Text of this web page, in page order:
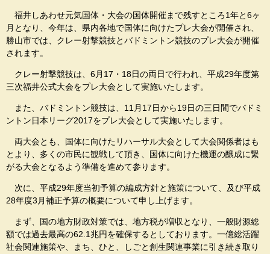
福井しあわせ元気国体・大会の国体開催まで残すところ1年と6ヶ
月となり、今年は、県内各地で国体に向けたプレ大会が開催され、
勝山市では、クレー射撃競技とバドミントン競技のプレ大会が開催
されます。
クレー射撃競技は、6月17・18日の両日で行われ、平成29年度第
三次福井公式大会をプレ大会として実施いたします。
また、バドミントン競技は、11月17日から19日の三日間でバドミ
ントン日本リーグ2017をプレ大会として実施いたします。
両大会とも、国体に向けたリハーサル大会として大会関係者はも
とより、多くの市民に観戦して頂き、国体に向けた機運の醸成に繋
がる大会となるよう準備を進めて参ります。
次に、平成29年度当初予算の編成方針と施策について、及び平成
28年度3月補正予算の概要について申し上げます。
まず、国の地方財政対策では、地方税が増収となり、一般財源総
額では過去最高の62.1兆円を確保するとしております。一億総活躍
社会関連施策や、まち、ひと、しごと創生関連事業に引き続き取り